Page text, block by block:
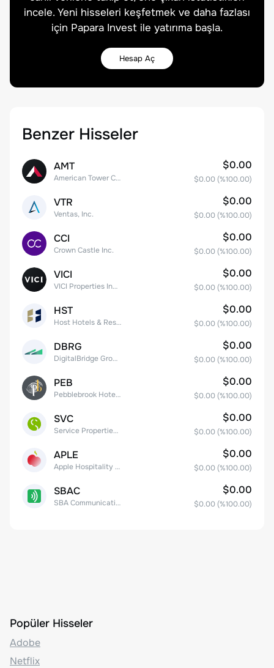
incele. Yeni hisseleri keşfetmek ve daha fazlası
için Papara Invest ile yatırıma başla.
Hesap Aç
Benzer Hisseler
AMT
American Tower Corporation
$0.00
$0.00 (%100.00)
VTR
Ventas, Inc.
$0.00
$0.00 (%100.00)
CCI
Crown Castle Inc.
$0.00
$0.00 (%100.00)
VICI
VICI Properties Inc. Common Stock
$0.00
$0.00 (%100.00)
HST
Host Hotels & Resorts, Inc.
$0.00
$0.00 (%100.00)
DBRG
DigitalBridge Group, Inc.
$0.00
$0.00 (%100.00)
PEB
Pebblebrook Hotel Trust
$0.00
$0.00 (%100.00)
SVC
Service Properties Trust Common Stock
$0.00
$0.00 (%100.00)
APLE
Apple Hospitality REIT, Inc.
$0.00
$0.00 (%100.00)
SBAC
SBA Communications Corp
$0.00
$0.00 (%100.00)
Popüler Hisseler
Adobe
Netflix